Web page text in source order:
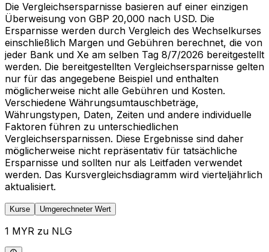
Die Vergleichsersparnisse basieren auf einer einzigen
Überweisung von GBP 20,000 nach USD. Die
Ersparnisse werden durch Vergleich des Wechselkurses
einschließlich Margen und Gebühren berechnet, die von
jeder Bank und Xe am selben Tag 8/7/2026 bereitgestellt
werden. Die bereitgestellten Vergleichsersparnisse gelten
nur für das angegebene Beispiel und enthalten
möglicherweise nicht alle Gebühren und Kosten.
Verschiedene Währungsumtauschbeträge,
Währungstypen, Daten, Zeiten und andere individuelle
Faktoren führen zu unterschiedlichen
Vergleichsersparnissen. Diese Ergebnisse sind daher
möglicherweise nicht repräsentativ für tatsächliche
Ersparnisse und sollten nur als Leitfaden verwendet
werden. Das Kursvergleichsdiagramm wird vierteljährlich
aktualisiert.
Kurse Umgerechneter Wert
1 MYR zu NLG